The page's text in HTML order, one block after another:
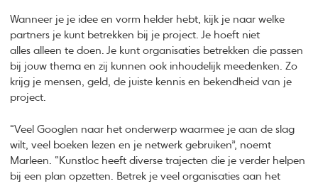
Wanneer je je idee en vorm helder hebt, kijk je naar welke
partners je kunt betrekken bij je project. Je hoeft niet
alles alleen te doen. Je kunt organisaties betrekken die passen
bij jouw thema en zij kunnen ook inhoudelijk meedenken. Zo
krijg je mensen, geld, de juiste kennis en bekendheid van je
project.
“Veel Googlen naar het onderwerp waarmee je aan de slag
wilt, veel boeken lezen en je netwerk gebruiken”, noemt
Marleen. “Kunstloc heeft diverse trajecten die je verder helpen
bij een plan opzetten. Betrek je veel organisaties aan het